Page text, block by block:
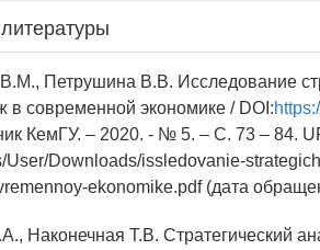
Петрушина В.В. Исследование
в современной экономике / DOI:
КемГУ. – 2020. - № 5. – С. 73 – 84.
User/Downloads/issledovanie-
ekonomike.pdf (дата
Наконечная Т.В. Стратегический